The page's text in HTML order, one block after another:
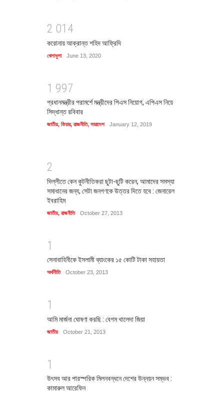
2 01 4
করোনায় আক্রান্ত শহিদ আফ্রিদি
খেলাধুলা June 13, 2020
1 997
প্রধানমন্ত্রীর পরামর্শে মন্ত্রীদের পিএস নিয়োগ, এপিএস নিয়ে
সিদ্ধান্ত রবিবার
জাতীয়, ফিচার, রাজনীতি, সারাদেশ January 12, 2019
2
দিল্লীতে কেন কুটনীতিকরা ছুটা-ছুটি করেন, আমাদের সমস্যা
সমাধানের জন্য, সেটা জনগণকে উত্তর দিতে হবে : জেনারেল
ইবরাহিম
জাতীয়, রাজনীতি October 27, 2013
1
সেনাবাহিনীকে ইসলামী ব্যাংকের ১৫ কোটি টাকা সহায়তা
অর্থনীতি October 23, 2013
1
আমি মার্জনা ঘোষণা করছি : বেগম খালেদা জিয়া
জাতীয় October 21, 2013
1
উৎসব আর পারস্পরিক মিলনবন্ধনে দেশের উন্নয়ন সম্ভব :
কামারুল আরেফিন